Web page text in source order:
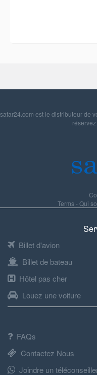
safar24.com est le distributeur de
Terms-Qui
Billet d'avion
Billet de bateau
Hôtel pas cher
Louez une voiture
FAQs
Contactez Nous
Joindre un